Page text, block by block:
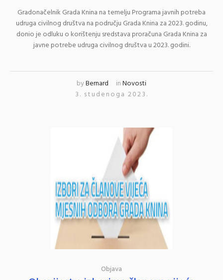
Gradonačelnik Grada Knina na temelju Programa javnih potreba
udruga civilnog društva na području Grada Knina za 2023. godinu,
donio je odluku o korištenju sredstava proračuna Grada Knina za
javne potrebe udruga civilnog društva u 2023. godini.
byBernard inNovosti
3. studenoga 2023.
Objava